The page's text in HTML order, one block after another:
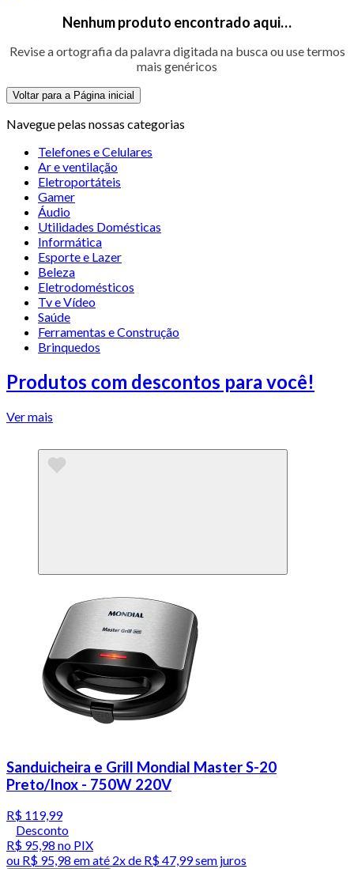
Nenhum produto encontrado aqui…
Revise a ortografia da palavra digitada na busca ou use termos
mais genéricos
Voltar para a Página inicial
Navegue pelas nossas categorias
Telefones e Celulares
Ar e ventilação
Eletroportáteis
Gamer
Áudio
Utilidades Domésticas
Informática
Esporte e Lazer
Beleza
Eletrodomésticos
Tv e Vídeo
Saúde
Ferramentas e Construção
Brinquedos
Produtos com descontos para você!
Ver mais
Sanduicheira e Grill Mondial Master S-20
Preto/Inox - 750W 220V
R$ 119,99
Desconto
R$ 95,98 no PIX
ou R$ 95,98 em até 2x de R$ 47,99 sem juros